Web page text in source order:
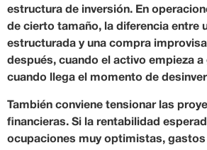
estructura de inversión. En
de cierto tamaño, la diferencia entre
estructurada y una compra
después, cuando el activo empieza a
cuando llega el momento de
También conviene tensionar las
financieras. Si la rentabilidad
ocupaciones muy optimistas,